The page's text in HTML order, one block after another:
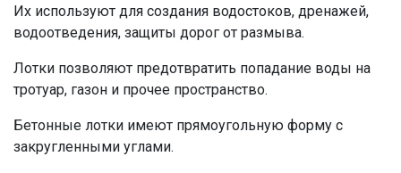
Их используют для создания водостоков, дренажей,
водоотведения, защиты дорог от размыва.
Лотки позволяют предотвратить попадание воды на
тротуар, газон и прочее пространство.
Бетонные лотки имеют прямоугольную форму с
закругленными углами.